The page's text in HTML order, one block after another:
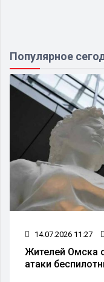
Популярное
14.07.2026 11:27
Жителей Омска
атаки